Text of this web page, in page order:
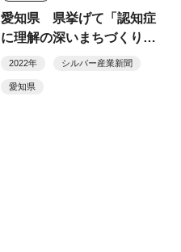
愛知県 県挙げて「認知症
に理解の深いまちづくり」
に取り組む
2022年 シルバー産業新聞
愛知県